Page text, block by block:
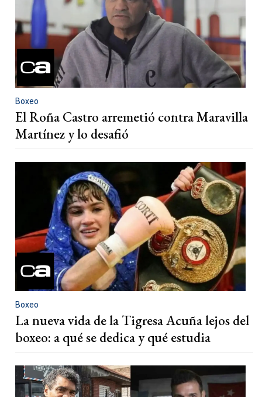
Boxeo
El Roña Castro arremetió contra Maravilla
Martínez y lo desafió
Boxeo
La nueva vida de la Tigresa Acuña lejos del
boxeo: a qué se dedica y qué estudia